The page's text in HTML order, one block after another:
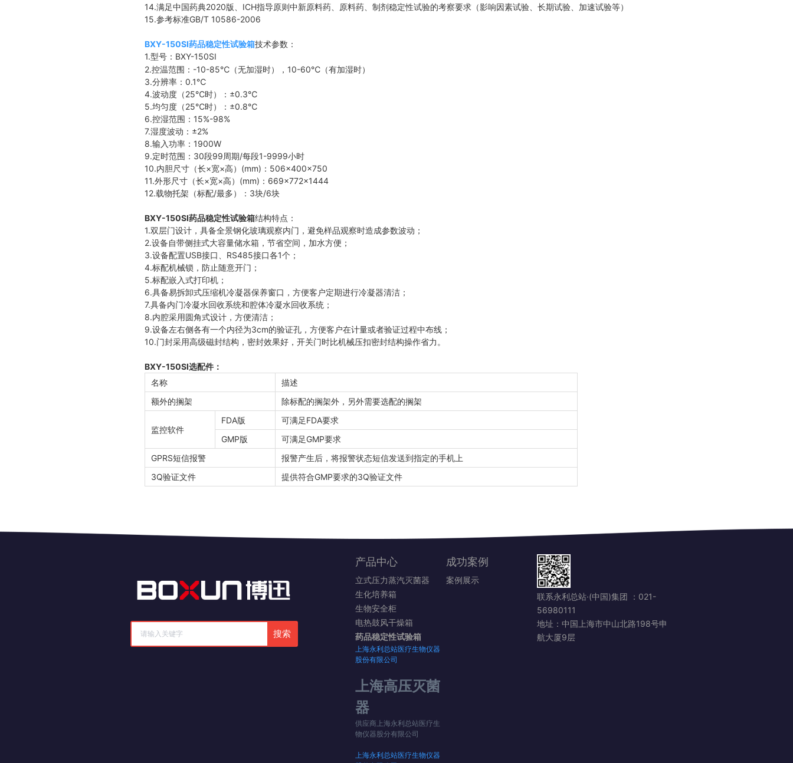
14.满足中国药典2020版、ICH指导原则中新原料药、原料药、制剂稳定性试验的考察要求（影响因素试验、长期试验、加速试验等）
15.参考标准GB/T 10586-2006
BXY-150SI药品稳定性试验箱技术参数：
1.型号：BXY-150SI
2.控温范围：-10-85℃（无加湿时），10-60℃（有加湿时）
3.分辨率：0.1℃
4.波动度（25℃时）：±0.3℃
5.均匀度（25℃时）：±0.8℃
6.控湿范围：15%-98%
7.湿度波动：±2%
8.输入功率：1900W
9.定时范围：30段99周期/每段1-9999小时
10.内胆尺寸（长×宽×高）(mm)：506×400×750
11.外形尺寸（长×宽×高）(mm)：669×772×1444
12.载物托架（标配/最多）：3块/6块
BXY-150SI药品稳定性试验箱结构特点：
1.双层门设计，具备全景钢化玻璃观察内门，避免样品观察时造成参数波动；
2.设备自带侧挂式大容量储水箱，节省空间，加水方便；
3.设备配置USB接口、RS485接口各1个；
4.标配机械锁，防止随意开门；
5.标配嵌入式打印机；
6.具备易拆卸式压缩机冷凝器保养窗口，方便客户定期进行冷凝器清洁；
7.具备内门冷凝水回收系统和腔体冷凝水回收系统；
8.内腔采用圆角式设计，方便清洁；
9.设备左右侧各有一个内径为3cm的验证孔，方便客户在计量或者验证过程中布线；
10.门封采用高级磁封结构，密封效果好，开关门时比机械压扣密封结构操作省力。
BXY-150SI选配件：
名称
描述
额外的搁架
除标配的搁架外，另外需要选配的搁架
监控软件
FDA版
可满足FDA要求
GMP版
可满足GMP要求
GPRS短信报警
报警产生后，将报警状态短信发送到指定的手机上
3Q验证文件 提供符合GMP要求的3Q验证文件
搜索
清空记录
产品中心
立式压力蒸汽灭菌器
生化培养箱
生物安全柜
电热鼓风干燥箱
药品稳定性试验箱
上海永利总站医疗生物仪器
股份有限公司
上海高压灭菌
器
供应商上海永利总站医疗生
物仪器股分有限公司
上海永利总站医疗生物仪器
成功案例
案例展示
联系永利总站·(中国)集团 ： 021-
56980111
地址：中国上海市中山北路198号申
航大厦9层